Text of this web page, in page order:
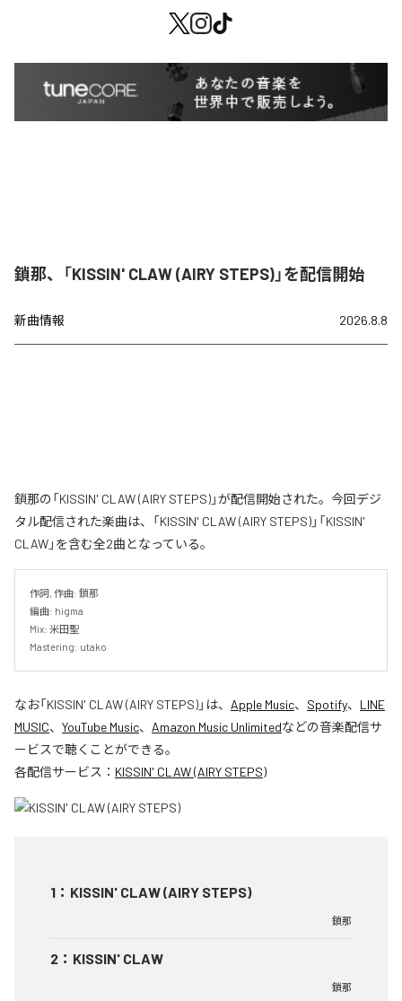
鎖那、「KISSIN' CLAW (AIRY STEPS)」を配信開始
新曲情報 2026.8.8
鎖那の「KISSIN' CLAW (AIRY STEPS)」が配信開始された。今回デジ
タル配信された楽曲は、「KISSIN' CLAW (AIRY STEPS)」「KISSIN'
CLAW」を含む全2曲となっている。
作詞, 作曲: 鎖那
編曲: higma
Mix: 米田聖
Mastering: utako
なお「KISSIN' CLAW (AIRY STEPS)」は、 Apple Music、 Spotify、 LINE
MUSIC、 YouTube Music、 Amazon Music Unlimitedなどの音楽配信サ
ービスで聴くことができる。
各配信サービス： KISSIN' CLAW (AIRY STEPS)
1 ： KISSIN' CLAW (AIRY STEPS)
鎖那
2 ： KISSIN' CLAW
鎖那